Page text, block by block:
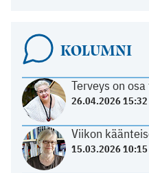
KOLUMNI
Terveys on
26.04.2026 15:32
Viikon
15.03.2026 10:15